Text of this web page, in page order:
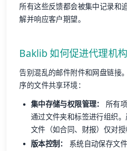
所有这些反馈都会被集中记录和
解并响应客户期望。
Baklib 如何促进代理机
告别混乱的邮件附件和网盘链接
序的文件共享环境：
集中存储与权限管理：
所有
通过文件夹和标签进行组织
文件（如合同、财报）仅对授
版本控制：
系统自动保存文